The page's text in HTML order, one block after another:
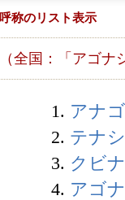
呼称のリスト表示
（全国：「アゴ
1. アナ
2. テナ
3. クビ
4. アゴ